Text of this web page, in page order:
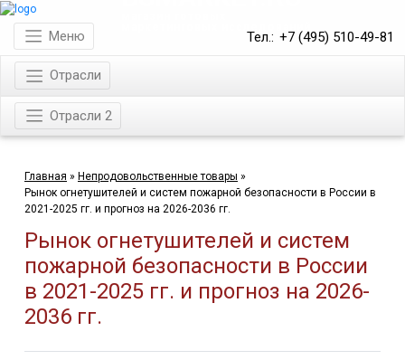
Тел.: +7 (495) 510-49-81
Меню
Отрасли
Отрасли 2
Главная » Непродовольственные товары »
Рынок огнетушителей и систем пожарной безопасности в России в
2021-2025 гг. и прогноз на 2026-2036 гг.
Рынок огнетушителей и систем
пожарной безопасности в России
в 2021-2025 гг. и прогноз на 2026-
2036 гг.